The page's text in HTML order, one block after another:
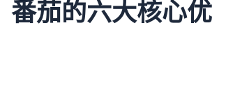
番茄的六大核心优